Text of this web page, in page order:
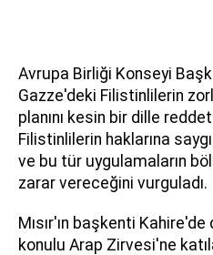
Avrupa Birliği Konseyi
Gazze'deki Filistinlilerin
planını kesin bir dille
Filistinlilerin haklarına
ve bu tür uygulamaların
zarar vereceğini vurguladı.
Mısır'ın başkenti
konulu Arap Zirvesi'ne